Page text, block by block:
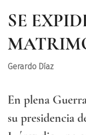
SE
Gerardo Díaz
En plena
su presidencia